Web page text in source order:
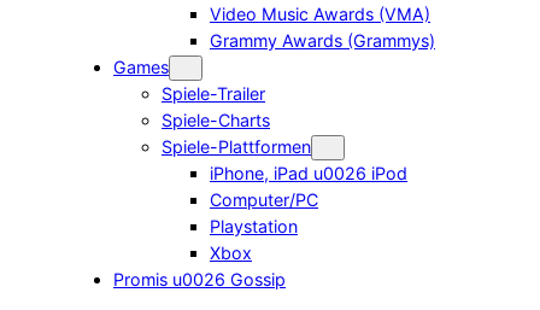
Video Music Awards (VMA)
Grammy Awards (Grammys)
Games
Spiele-Trailer
Spiele-Charts
Spiele-Plattformen
iPhone, iPad u0026 iPod
Computer/PC
Playstation
Xbox
Promis u0026 Gossip